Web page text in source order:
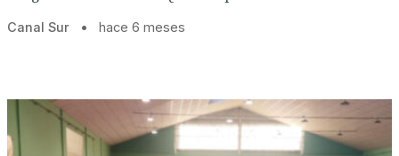
Canal Sur • hace 6 meses